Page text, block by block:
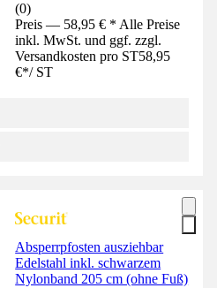
(0)
Preis — 58,95 € * Alle Preise
inkl. MwSt. und ggf. zzgl.
Versandkosten pro ST58,95
€*/ ST
Absperrpfosten ausziehbar
Edelstahl inkl. schwarzem
Nylonband 205 cm (ohne Fuß)